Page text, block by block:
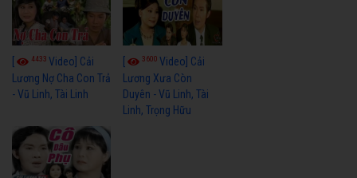
4433 Video] Cải
Lương Nợ Cha Con Trả
- Vũ Linh, Tài Linh
3600Video] Cải
Lương Xưa Còn
Duyên - Vũ Linh, Tài
Linh, Trọng Hữu